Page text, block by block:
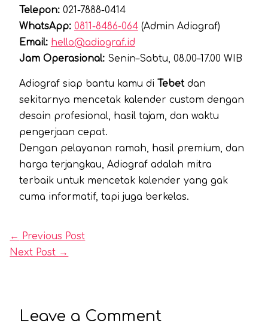
Telepon:021-7888-0414
WhatsApp: 0811-8486-064(Admin Adiograf)
Email: hello@adiograf.id
Jam Operasional:Senin–Sabtu, 08.00–17.00 WIB
Adiograf siap bantu kamu di Tebetdan
sekitarnya mencetak kalender custom dengan
desain profesional, hasil tajam, dan waktu
pengerjaan cepat.
Dengan pelayanan ramah, hasil premium, dan
harga terjangkau, Adiograf adalah mitra
terbaik untuk mencetak kalender yang gak
cuma informatif, tapi juga berkelas.
← Previous Post
Next Post →
Leave a Comment